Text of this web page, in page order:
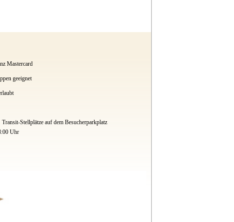
Mastercard
geeignet
Transit-Stellplätze auf dem Besucherparkplatz
Uhr